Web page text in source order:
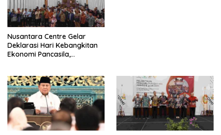
Nusantara Centre Gelar
Deklarasi Hari Kebangkitan
Ekonomi Pancasila,
Penjajahan (Pergolakan
Ekonomi Politik Indonesia) &
Simposium Nasional “Urgensi
Undang-Undang
Perekonomian Nasional dan
Kesejahteraan Sosial dalam